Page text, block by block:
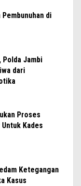
di
Polda Jambi
dari
Proses
Kades
Ketegangan
Kasus